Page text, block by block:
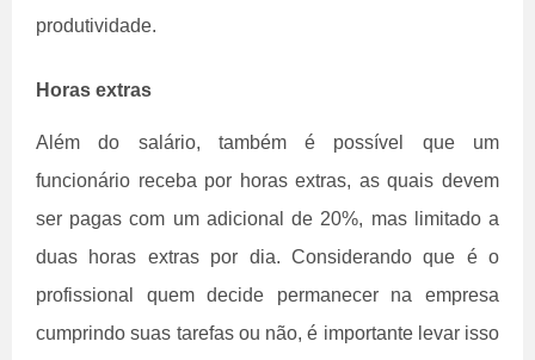
produtividade.
Horas extras
Além do salário, também é possível que um
funcionário receba por horas extras, as quais devem
ser pagas com um adicional de 20%, mas limitado a
duas horas extras por dia. Considerando que é o
profissional quem decide permanecer na empresa
cumprindo suas tarefas ou não, é importante levar isso